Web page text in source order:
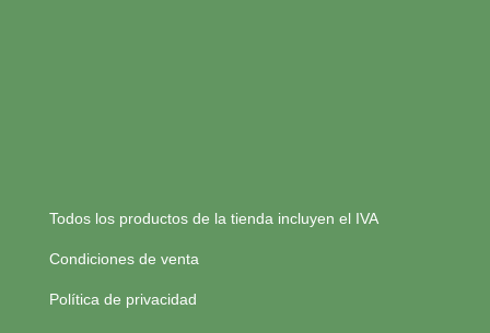
Todos los productos de la tienda incluyen el IVA
Condiciones de venta
Política de privacidad